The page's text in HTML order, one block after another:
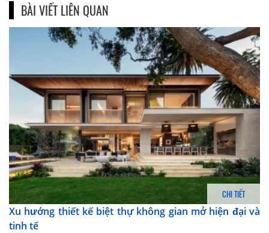
BÀI VIẾT LIÊN QUAN
CHI TIẾT
Xu hướng thiết kế biệt thự không gian mở hiện đại và
tinh tế